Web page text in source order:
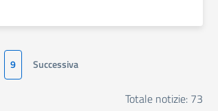
9 Successiva
Totale notizie: 73